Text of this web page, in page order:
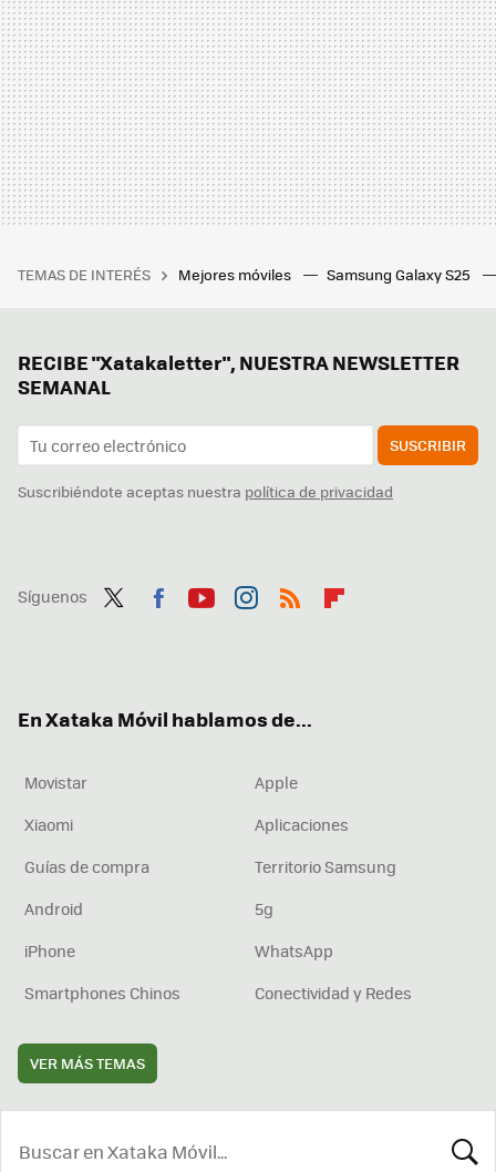
TEMAS DE INTERÉS Mejores móviles Samsung Galaxy S25
RECIBE "Xatakaletter", NUESTRA NEWSLETTER
SEMANAL
SUSCRIBIR
Suscribiéndote aceptas nuestra política de privacidad
Síguenos
En Xataka Móvil hablamos de...
Movistar
Apple
Xiaomi
Aplicaciones
Guías de compra
Territorio Samsung
Android
5g
iPhone
WhatsApp
Smartphones Chinos
Conectividad y Redes
VER MÁS TEMAS